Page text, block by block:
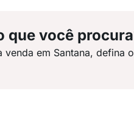
que você
venda em Santana,